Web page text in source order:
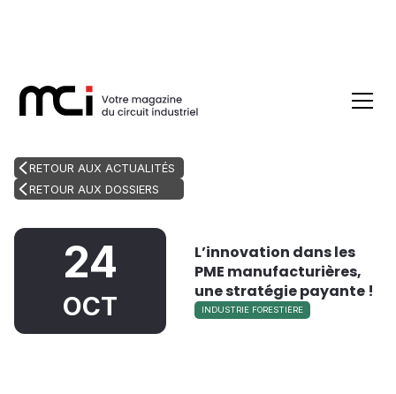
RETOUR AUX ACTUALITÉS
RETOUR AUX DOSSIERS
24
OCT
L’innovation dans les
PME manufacturières,
une stratégie payante !
INDUSTRIE FORESTIÈRE